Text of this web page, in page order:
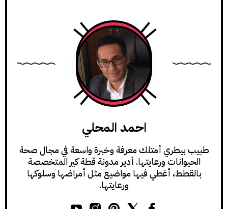
احمد المحلي
طبيب بيطري أمتلك معرفة وخبرة واسعة في مجال صحة
الحيوانات ورعايتها. أدير مدونة قطة كير المتخصصة
بالقطط، أغطي فيها مواضيع مثل أمراضها وسلوكها
ورعايتها.